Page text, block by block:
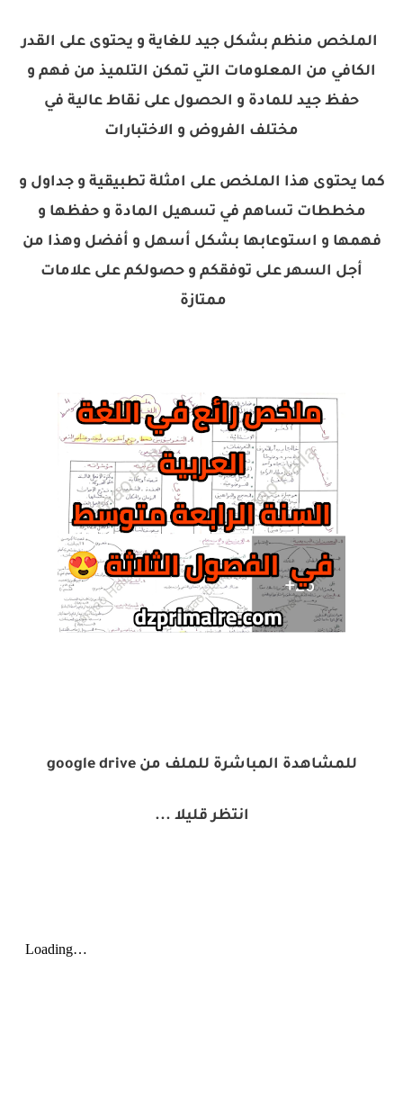
الملخص منظم بشكل جيد للغاية و يحتوى على القدر
الكافي من المعلومات التي تمكن التلميذ من فهم و
حفظ جيد للمادة و الحصول على نقاط عالية في
مختلف الفروض و الاختبارات
كما يحتوى هذا الملخص على امثلة تطبيقية و جداول و
مخططات تساهم في تسهيل المادة و حفظها و
فهمها و استوعابها بشكل أسهل و أفضل وهذا من
أجل السهر على توفقكم و حصولكم على علامات
ممتازة
للمشاهدة المباشرة للملف من google drive
انتظر قليلا ...